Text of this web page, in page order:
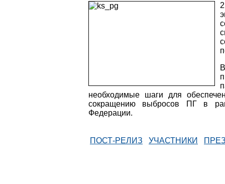
необходимые шаги для
сокращению выбросов ПГ в
Федерации.
ПОСТ-РЕЛИЗ УЧАСТНИКИ